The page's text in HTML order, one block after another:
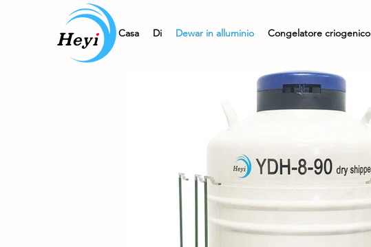
Casa Di Dewar in alluminio Congelatore criogenico